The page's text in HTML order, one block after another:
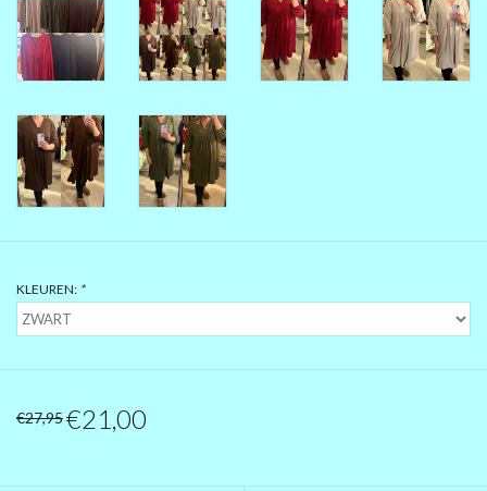
SUMMERSALE / OUTLET
HUISPAKKEN
FEESTCOLLECTIE
GLAMOUR GLITTER BLING
PRÉ .....BLACK FRIDAY 2025
10 EURO SHOP 10 EURO SHOP
10 EURO SHOP 10 EURO
KLEUREN: *
€27,95€21,00